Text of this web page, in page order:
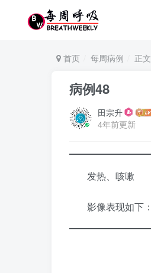
首页 每周病例 正文
病例48
田宗升
4年前更新
发热、咳嗽
影像表现如下：